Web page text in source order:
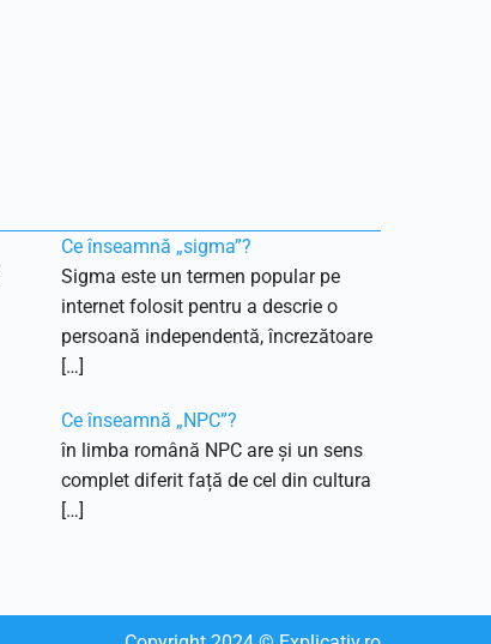
Ce înseamnă „sigma”?
Sigma este un termen popular pe
internet folosit pentru a descrie o
persoană independentă, încrezătoare
[…]
Ce înseamnă „NPC”?
în limba română NPC are și un sens
complet diferit față de cel din cultura
[…]